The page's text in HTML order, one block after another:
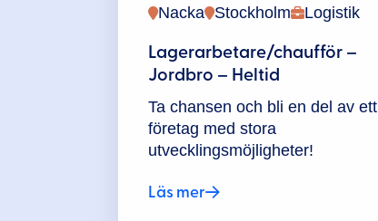
Logistik
Nacka Stockholm
Lagerarbetare/chaufför –
Jordbro – Heltid
Ta chansen och bli en del av ett
företag med stora
utvecklingsmöjligheter!
Läs mer